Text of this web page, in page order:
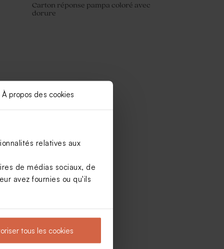
À propos des cookies
relatives aux
de médias sociaux, de
avez fournies ou qu'ils
tous les cookies
Carton réponse pampa coloré avec
dorure